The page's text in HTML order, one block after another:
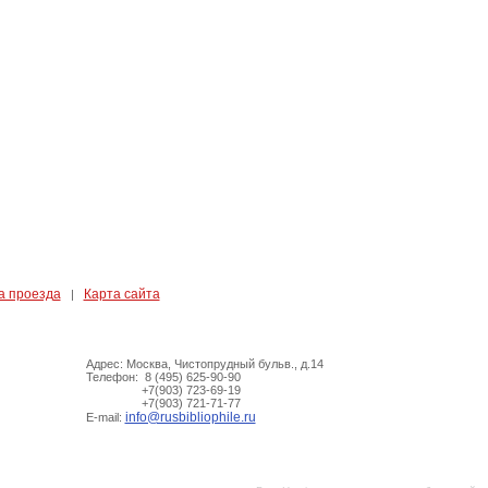
проезда | Карта сайта
Адрес: Москва, Чистопрудный бульв., д.14
Телефон: 8 (495) 625-90-90
+7(903) 723-69-19
+7(903) 721-71-77
E-mail: info@rusbibliophile.ru